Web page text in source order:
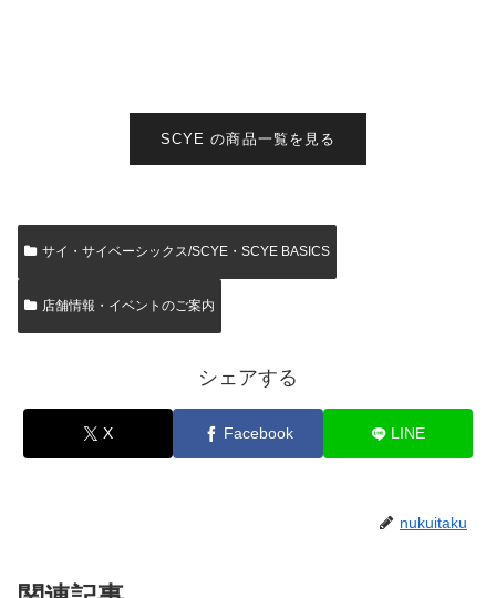
SCYE の商品一覧を見る
サイ・サイベーシックス/SCYE・SCYE BASICS
店舗情報・イベントのご案内
シェアする
X Facebook LINE
nukuitaku